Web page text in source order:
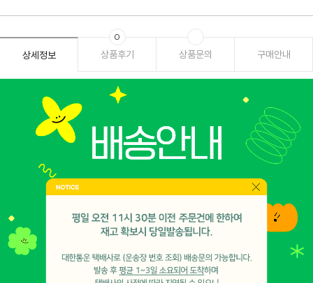
상세정보 상품후기
0
상품문의 구매안내